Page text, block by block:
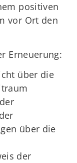
positiven
vor Ort den
Erneuerung:
über die
über die
der